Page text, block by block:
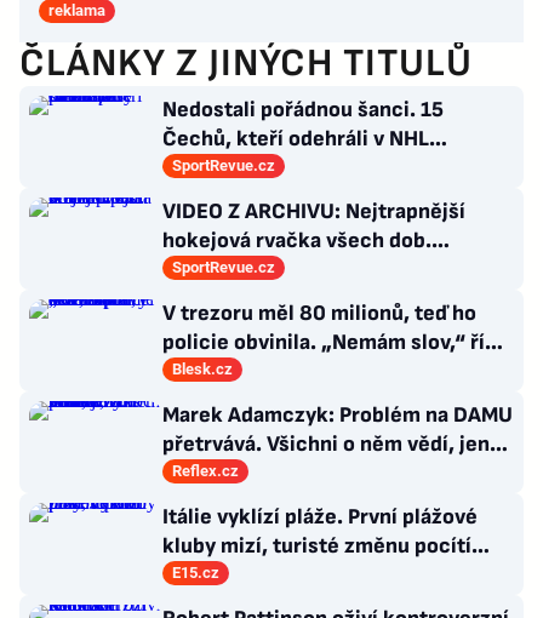
reklama
ČLÁNKY Z JINÝCH TITULŮ
Nedostali pořádnou šanci. 15
Čechů, kteří odehráli v NHL
maximálně dva zápasy
SportRevue.cz
VIDEO Z ARCHIVU: Nejtrapnější
hokejová rvačka všech dob.
Nepadla v ní ani rána
SportRevue.cz
V trezoru měl 80 milionů, teď ho
policie obvinila. „Nemám slov,“ říká
exšéf Správy železnic
Blesk.cz
Marek Adamczyk: Problém na DAMU
přetrvává. Všichni o něm vědí, jen
moc nevědí, co s ním
Reflex.cz
Itálie vyklízí pláže. První plážové
kluby mizí, turisté změnu pocítí
brzy
E15.cz